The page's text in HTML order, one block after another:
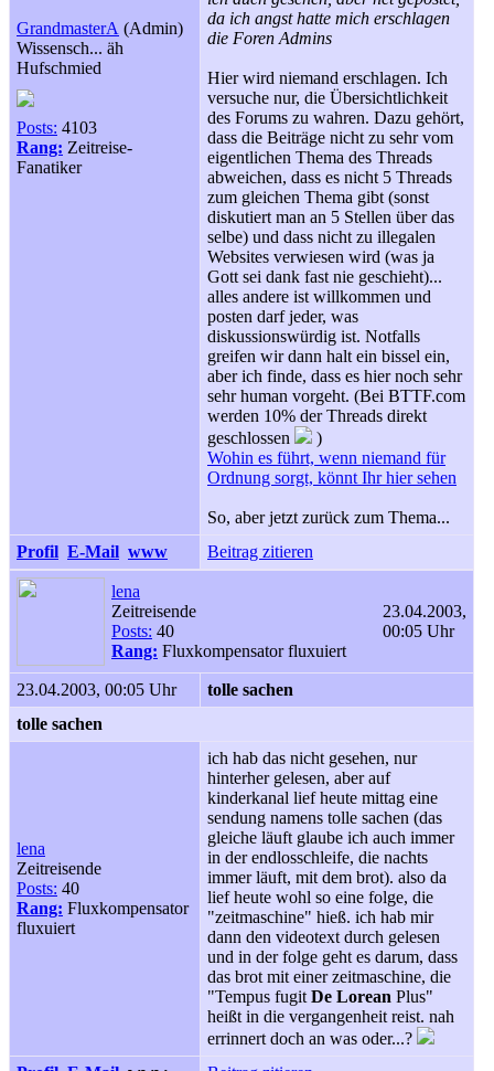
GrandmasterA (Admin)
Wissensch... äh
Hufschmied
Posts: 4103
Rang: Zeitreise-
Fanatiker
da ich angst hatte mich erschlagen
die Foren Admins
Hier wird niemand erschlagen. Ich
versuche nur, die Übersichtlichkeit
des Forums zu wahren. Dazu gehört,
dass die Beiträge nicht zu sehr vom
eigentlichen Thema des Threads
abweichen, dass es nicht 5 Threads
zum gleichen Thema gibt (sonst
diskutiert man an 5 Stellen über das
selbe) und dass nicht zu illegalen
Websites verwiesen wird (was ja
Gott sei dank fast nie geschieht)...
alles andere ist willkommen und
posten darf jeder, was
diskussionswürdig ist. Notfalls
greifen wir dann halt ein bissel ein,
aber ich finde, dass es hier noch sehr
sehr human vorgeht. (Bei BTTF.com
werden 10% der Threads direkt
geschlossen
)
Wohin es führt, wenn niemand für
Ordnung sorgt, könnt Ihr hier sehen
So, aber jetzt zurück zum Thema...
Profil E-Mail www Beitrag zitieren
lena
Zeitreisende
Posts: 40
Rang: Fluxkompensator fluxuiert
23.04.2003,
00:05 Uhr
23.04.2003, 00:05 Uhr
tolle sachen
tolle sachen
lena
Zeitreisende
Posts: 40
Rang: Fluxkompensator
fluxuiert
ich hab das nicht gesehen, nur
hinterher gelesen, aber auf
kinderkanal lief heute mittag eine
sendung namens tolle sachen (das
gleiche läuft glaube ich auch immer
in der endlosschleife, die nachts
immer läuft, mit dem brot). also da
lief heute wohl so eine folge, die
"zeitmaschine" hieß. ich hab mir
dann den videotext durch gelesen
und in der folge geht es darum, dass
das brot mit einer zeitmaschine, die
"Tempus fugit De Lorean Plus"
heißt in die vergangenheit reist. nah
errinnert doch an was oder...?